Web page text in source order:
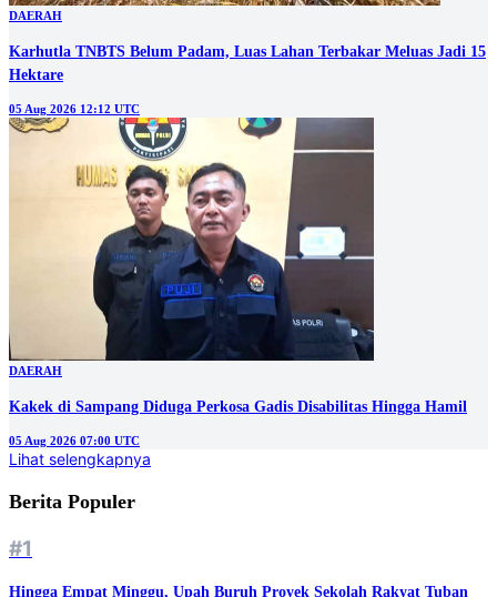
DAERAH
Karhutla TNBTS Belum Padam, Luas Lahan Terbakar Meluas Jadi 15
Hektare
05 Aug 2026 12:12 UTC
DAERAH
Kakek di Sampang Diduga Perkosa Gadis Disabilitas Hingga Hamil
05 Aug 2026 07:00 UTC
Lihat selengkapnya
Berita Populer
#1
Hingga Empat Minggu, Upah Buruh Proyek Sekolah Rakyat Tuban